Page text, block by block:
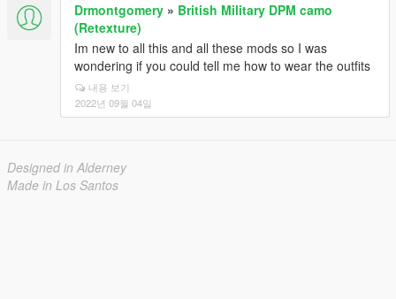
Drmontgomery » British Military DPM camo
(Retexture)
Im new to all this and all these mods so I was
wondering if you could tell me how to wear the outfits
내용 보기
2022년 09월 04일
Designed in Alderney
Made in Los Santos